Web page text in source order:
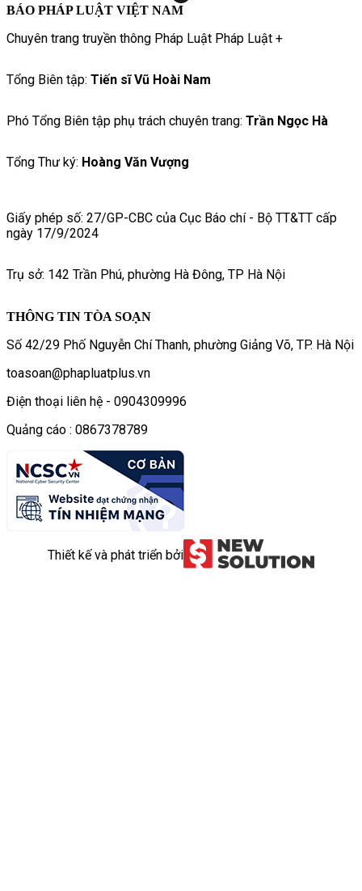
BÁO PHÁP LUẬT VIỆT NAM
Chuyên trang truyền thông Pháp Luật Pháp Luật +
Tổng Biên tập: Tiến sĩ Vũ Hoài Nam
Phó Tổng Biên tập phụ trách chuyên trang: Trần Ngọc Hà
Tổng Thư ký: Hoàng Văn Vượng
Giấy phép số: 27/GP-CBC của Cục Báo chí - Bộ TT&TT cấp
ngày 17/9/2024
Trụ sở: 142 Trần Phú, phường Hà Đông, TP Hà Nội
THÔNG TIN TÒA SOẠN
Số 42/29 Phố Nguyễn Chí Thanh, phường Giảng Võ, TP. Hà Nội
toasoan@phapluatplus.vn
Điện thoại liên hệ - 0904309996
Quảng cáo : 0867378789
Thiết kế và phát triển bởi